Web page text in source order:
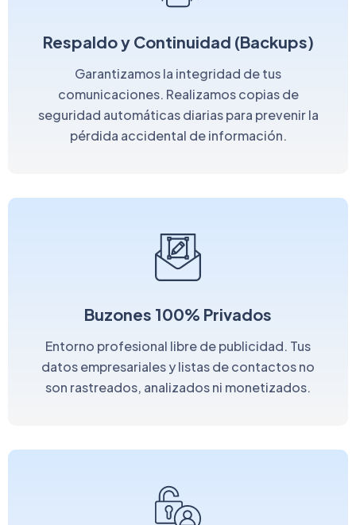
Respaldo y Continuidad (Backups)
Garantizamos la integridad de tus
comunicaciones. Realizamos copias de
seguridad automáticas diarias para prevenir la
pérdida accidental de información.
Buzones 100% Privados
Entorno profesional libre de publicidad. Tus
datos empresariales y listas de contactos no
son rastreados, analizados ni monetizados.